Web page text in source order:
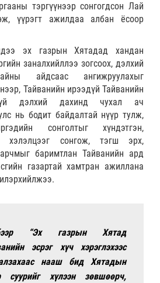
тэргүүнээр сонгогдсон Лай
үүрэгт ажилдаа албан ёсоор
эх газрын Хятадад хандан
заналхийллээ зогсоох, дэлхий
айдсаас ангижруулахыг
Тайванийн ирээдүй Тайванийн
дэлхий дахинд чухал ач
нь бодит байдалтай нүүр тулж,
сонголтыг хүндэтгэн,
хэлэлцээг сонгож, тэгш эрх,
баримтлан Тайванийн ард
газартай хамтран ажиллана
“Эх газрын Хятад
эсрэг хүч хэрэглэхээс
нааш бид Хятадын
суурийг хүлээн зөвшөөрч,